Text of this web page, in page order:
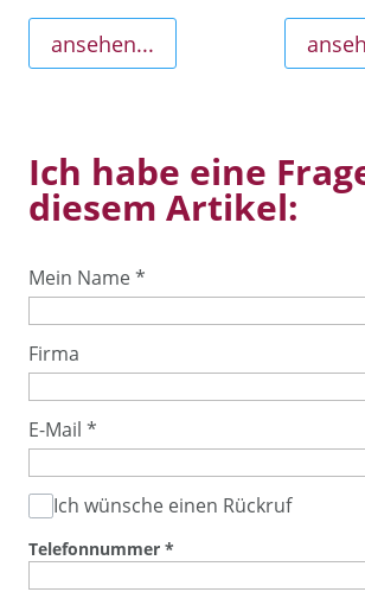
ansehen...
Ich habe eine
diesem Artikel:
Mein Name*
Firma
E-Mail *
Ich wünsche einen Rückruf
Telefonnummer *